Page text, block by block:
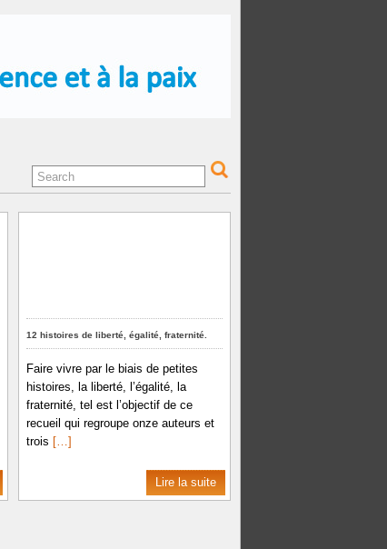
12 histoires de liberté, égalité, fraternité.
Faire vivre par le biais de petites
histoires, la liberté, l’égalité, la
fraternité, tel est l’objectif de ce
recueil qui regroupe onze auteurs et
trois […]
Lire la suite